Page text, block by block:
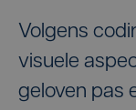
Volgens
visuele
geloven pas